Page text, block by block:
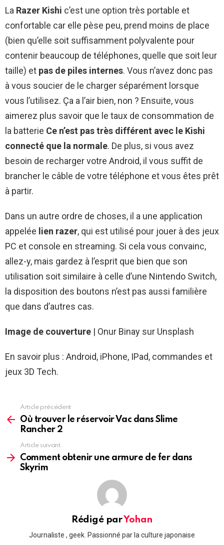
La Razer Kishi c’est une option très portable et
confortable car elle pèse peu, prend moins de place
(bien qu’elle soit suffisamment polyvalente pour
contenir beaucoup de téléphones, quelle que soit leur
taille) et pas de piles internes. Vous n’avez donc pas
à vous soucier de le charger séparément lorsque
vous l’utilisez. Ça a l’air bien, non ? Ensuite, vous
aimerez plus savoir que le taux de consommation de
la batterie Ce n’est pas très différent avec le Kishi
connecté que la normale. De plus, si vous avez
besoin de recharger votre Android, il vous suffit de
brancher le câble de votre téléphone et vous êtes prêt
à partir.
Dans un autre ordre de choses, il a une application
appelée lien razer, qui est utilisé pour jouer à des jeux
PC et console en streaming. Si cela vous convainc,
allez-y, mais gardez à l’esprit que bien que son
utilisation soit similaire à celle d’une Nintendo Switch,
la disposition des boutons n’est pas aussi familière
que dans d’autres cas.
Image de couverture | Onur Binay sur Unsplash
En savoir plus : Android, iPhone, IPad, commandes et
jeux 3D Tech.
more
Article précédent
Où trouver le réservoir Vac dans Slime
Rancher 2
Article suivant
Comment obtenir une armure de fer dans
Skyrim
Rédigé parYohan
Journaliste , geek. Passionné par la culture japonaise